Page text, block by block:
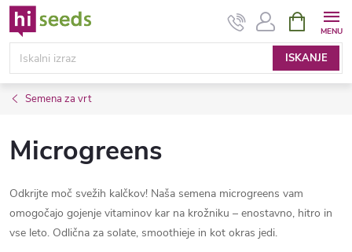
Preskoči
na
vsebino
ISKANJE
VOZIČEK
Semena za vrt
Microgreens
Odkrijte moč svežih kalčkov! Naša semena microgreens vam
omogočajo gojenje vitaminov kar na krožniku – enostavno, hitro in
vse leto. Odlična za solate, smoothieje in kot okras jedi.